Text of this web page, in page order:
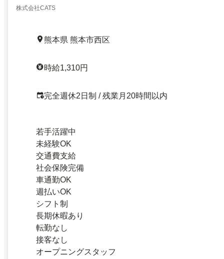
株式会社CATS
熊本県 熊本市西区
時給1,310円
完全週休2日制 / 残業月20時間以内
若手活躍中
未経験OK
交通費支給
社会保険完備
車通勤OK
週払いOK
シフト制
長期休暇あり
転勤なし
接客なし
オープニングスタッフ